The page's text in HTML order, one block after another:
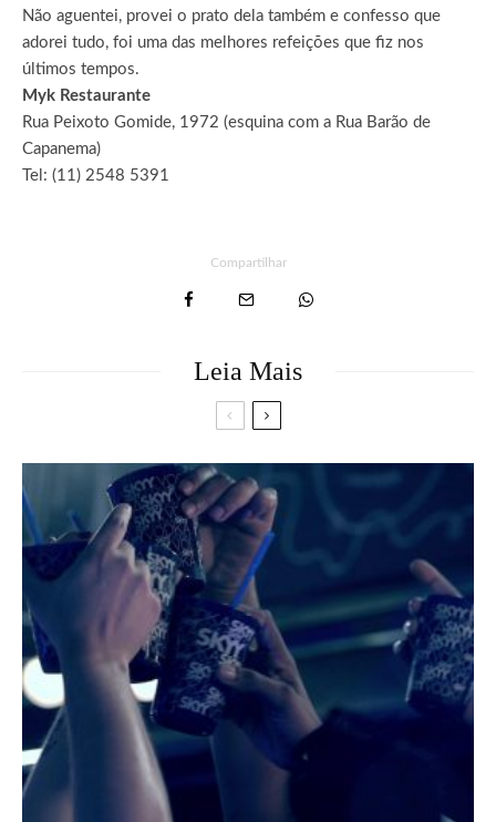
Não aguentei, provei o prato dela também e confesso que
adorei tudo, foi uma das melhores refeições que fiz nos
últimos tempos.
Myk Restaurante
Rua Peixoto Gomide, 1972 (esquina com a Rua Barão de
Capanema)
Tel: (11) 2548 5391
Compartilhar
Leia Mais